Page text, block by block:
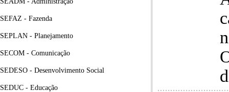
SEFAZ - Fazenda
SEPLAN - Planejamento
SECOM - Comunicação
SEDESO - Desenvolvimento Social
SEDUC - Educação